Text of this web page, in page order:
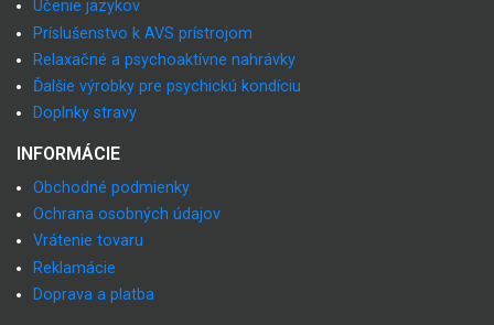
Učenie jazykov
Príslušenstvo k AVS prístrojom
Relaxačné a psychoaktívne nahrávky
Ďalšie výrobky pre psychickú kondíciu
Doplnky stravy
INFORMÁCIE
Obchodné podmienky
Ochrana osobných údajov
Vrátenie tovaru
Reklamácie
Doprava a platba